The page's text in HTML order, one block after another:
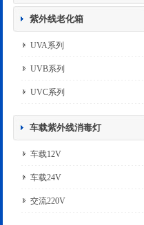
紫外线老化箱
UVA系列
UVB系列
UVC系列
车载紫外线消毒灯
车载12V
车载24V
交流220V